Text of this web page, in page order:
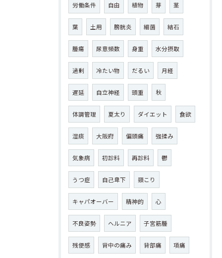
労働条件 自由 植物 芽 茎
葉 土用 膀胱炎 細菌 結石
腫瘍 尿意頻数 身重 水分摂取
過剰 冷たい物 だるい 月経
遅延 自立神経 頭重 秋
体調管理 夏太り ダイエット 食欲
湿痰 大阪府 偏頭痛 強揉み
気象病 初診料 再診料 鬱
うつ症 自己卑下 頸こり
キャパオーバー 精神的 心
不良姿勢 ヘルニア 子宮筋腫
残便感 背中の痛み 背部痛 項痛